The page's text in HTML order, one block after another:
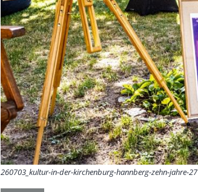
260703_kultur-in-der-kirchenburg-hannberg-zehn-jahre-27